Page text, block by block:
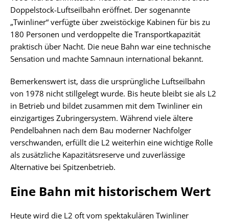
Doppelstock-Luftseilbahn eröffnet. Der sogenannte
„Twinliner“ verfügte über zweistöckige Kabinen für bis zu
180 Personen und verdoppelte die Transportkapazität
praktisch über Nacht. Die neue Bahn war eine technische
Sensation und machte Samnaun international bekannt.
Bemerkenswert ist, dass die ursprüngliche Luftseilbahn
von 1978 nicht stillgelegt wurde. Bis heute bleibt sie als L2
in Betrieb und bildet zusammen mit dem Twinliner ein
einzigartiges Zubringersystem. Während viele ältere
Pendelbahnen nach dem Bau moderner Nachfolger
verschwanden, erfüllt die L2 weiterhin eine wichtige Rolle
als zusätzliche Kapazitätsreserve und zuverlässige
Alternative bei Spitzenbetrieb.
Eine Bahn mit historischem Wert
Heute wird die L2 oft vom spektakulären Twinliner